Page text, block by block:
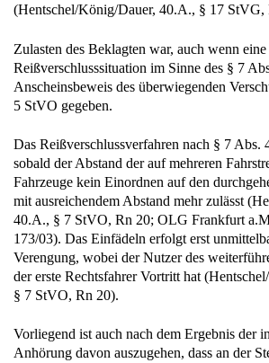
(Hentschel/König/Dauer, 40.A., § 17 StVG,
Zulasten des Beklagten war, auch wenn eine
Reißverschlusssituation im Sinne des § 7
Anscheinsbeweis des überwiegenden
5 StVO gegeben.
Das Reißverschlussverfahren nach § 7 Abs.
sobald der Abstand der auf mehreren
Fahrzeuge kein Einordnen auf den
mit ausreichendem Abstand mehr zulässt
40.A., § 7 StVO, Rn 20; OLG Frankfurt
173/03). Das Einfädeln erfolgt erst
Verengung, wobei der Nutzer des
der erste Rechtsfahrer Vortritt hat
§ 7 StVO, Rn 20).
Vorliegend ist auch nach dem Ergebnis der
Anhörung davon auszugehen, dass an der